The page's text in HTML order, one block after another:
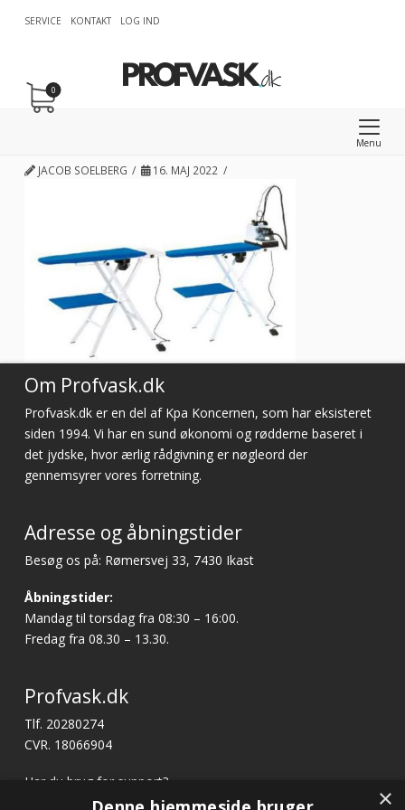
SERVICE KONTAKT LOG IND
Menu
0
JACOB SOELBERG 16. MAJ 2022
Om Profvask.dk
Profvask.dk er en del af Kpa Koncernen, som har eksisteret
siden 1994. Vi har en sund økonomi og rødderne baseret i
det jydske, hvor ærlig rådgivning er nøgleord der
gennemsyrer vores forretning.
Adresse og åbningstider
Besøg os på: Rømersvej 33, 7430 Ikast
Åbningstider:
Mandag til torsdag fra 08:30 – 16:00.
Fredag fra 08.30 – 13.30.
Profvask.dk
Tlf. 20280274
CVR. 18066904
Har du brug for support?
profvask@kpa.dk ×